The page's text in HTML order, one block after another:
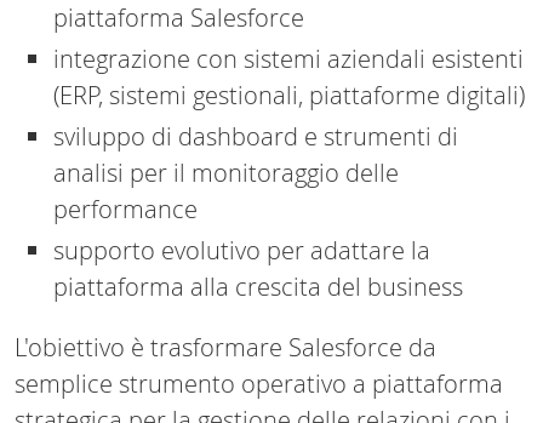
piattaforma Salesforce
integrazione con sistemi aziendali esistenti
(ERP, sistemi gestionali, piattaforme digitali)
sviluppo di dashboard e strumenti di
analisi per il monitoraggio delle
performance
supporto evolutivo per adattare la
piattaforma alla crescita del business
L'obiettivo è trasformare Salesforce da
semplice strumento operativo a piattaforma